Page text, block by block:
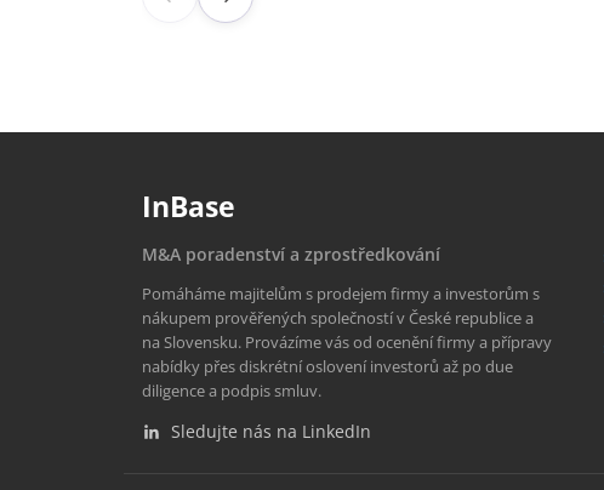
InBase
M&A poradenství a zprostředkování
Pomáháme majitelům s prodejem firmy a investorům s
nákupem prověřených společností v České republice a
na Slovensku. Provázíme vás od ocenění firmy a přípravy
nabídky přes diskrétní oslovení investorů až po due
diligence a podpis smluv.
Sledujte nás na LinkedIn